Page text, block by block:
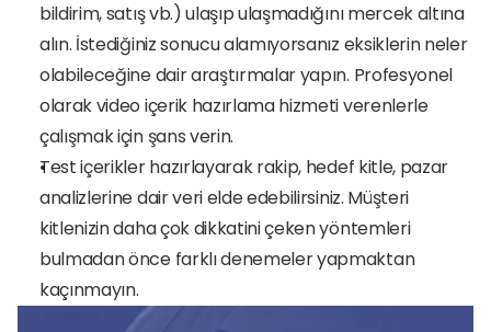
bildirim, satış vb.) ulaşıp ulaşmadığını mercek altına
alın. İstediğiniz sonucu alamıyorsanız eksiklerin neler
olabileceğine dair araştırmalar yapın. Profesyonel
olarak video içerik hazırlama hizmeti verenlerle
çalışmak için şans verin.
Test içerikler hazırlayarak rakip, hedef kitle, pazar
analizlerine dair veri elde edebilirsiniz. Müşteri
kitlenizin daha çok dikkatini çeken yöntemleri
bulmadan önce farklı denemeler yapmaktan
kaçınmayın.